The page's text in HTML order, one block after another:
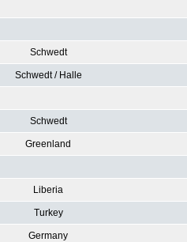
Schwedt
Schwedt / Halle
Schwedt
Greenland
Liberia
Turkey
Germany